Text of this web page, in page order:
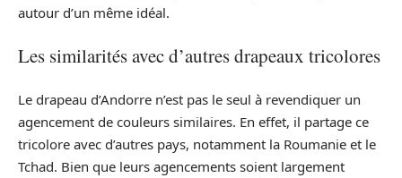
autour d’un même idéal.
Les similarités avec d’autres drapeaux tricolores
Le drapeau d’Andorre n’est pas le seul à revendiquer un
agencement de couleurs similaires. En effet, il partage ce
tricolore avec d’autres pays, notamment la Roumanie et le
Tchad. Bien que leurs agencements soient largement